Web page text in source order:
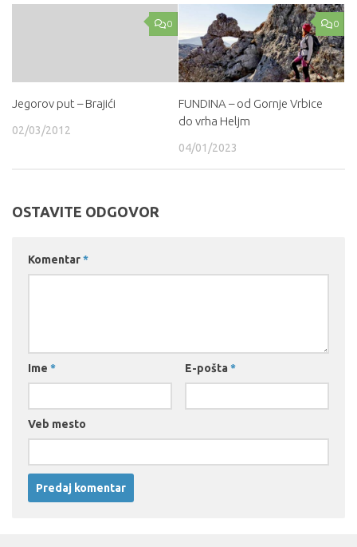
0
Jegorov put – Brajići
02/03/2012
0
FUNDINA – od Gornje Vrbice
do vrha Heljm
04/01/2023
OSTAVITE ODGOVOR
Komentar*
Ime * E-pošta *
Veb mesto